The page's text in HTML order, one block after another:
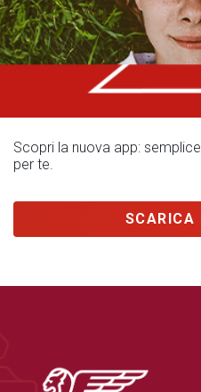
Scopri la nuova app:
per te.
SCARICA